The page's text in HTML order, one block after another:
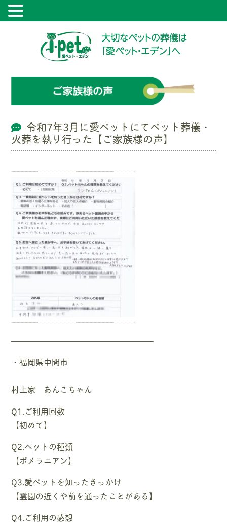
令和7年3月に愛ペットにてペット葬儀・
火葬を執り行った【ご家族様の声】
—————————————————–
・福岡県中間市
村上家 あんこちゃん
Q1.ご利用回数
【初めて】
Q2.ペットの種類
【ポメラニアン】
Q3.愛ペットを知ったきっかけ
【霊園の近くや前を通ったことがある】
Q4.ご利用の感想